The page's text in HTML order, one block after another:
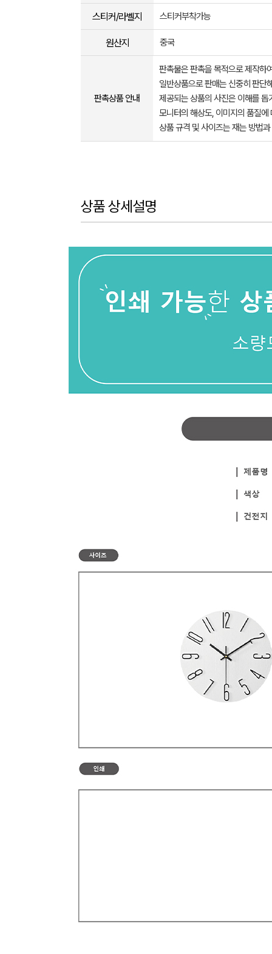
스티커/라벨지 스티커부착가능
원산지 중국
판촉상품 안내
판촉물은 판촉을 목적으로 제작하
일반상품으로 판매는 신중히 판단
제공되는 상품의 사진은 이해를
모니터의 해상도, 이미지의 품질
상품 규격 및 사이즈는 재는 방법
상품 상세설명